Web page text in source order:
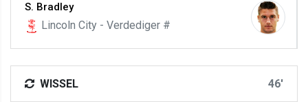
S. Bradley
Lincoln City - Verdediger #
WISSEL 46'